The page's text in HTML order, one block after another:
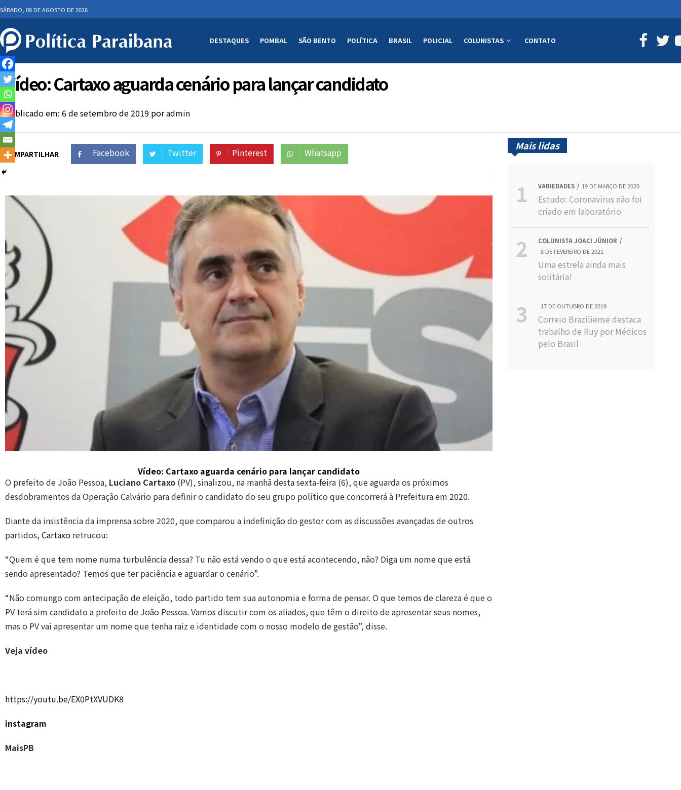
SÁBADO, 08 DE AGOSTO DE 2026
DESTAQUES POMBAL SÃO BENTO POLÍTICA BRASIL POLICIAL COLUNISTAS CONTATO
Vídeo: Cartaxo aguarda cenário para lançar candidato
Publicado em: 6 de setembro de 2019 poradmin
COMPARTILHAR Facebook Twitter Pinterest Whatsapp
Vídeo: Cartaxo aguarda cenário para lançar candidato
O prefeito de João Pessoa, Luciano Cartaxo (PV), sinalizou, na manhã desta sexta-feira (6), que aguarda os próximos
desdobramentos da Operação Calvário para definir o candidato do seu grupo político que concorrerá à Prefeitura em 2020.
Diante da insistência da imprensa sobre 2020, que comparou a indefinição do gestor com as discussões avançadas de outros
partidos,Cartaxo retrucou:
“Quem é que tem nome numa turbulência dessa? Tu não está vendo o que está acontecendo, não? Diga um nome que está
sendo apresentado? Temos que ter paciência e aguardar o cenário”.
“Não comungo com antecipação de eleição, todo partido tem sua autonomia e forma de pensar. O que temos de clareza é que o
PV terá sim candidato a prefeito de João Pessoa. Vamos discutir com os aliados, que têm o direito de apresentar seus nomes,
mas o PV vai apresentar um nome que tenha raiz e identidade com o nosso modelo de gestão”, disse.
Veja vídeo
https://youtu.be/EX0PtXVUDK8
instagram
MaisPB
Mais lidas
VARIEDADES 19 DE MARÇO DE 2020
Estudo: Coronavírus não foi
criado em laboratório
COLUNISTA JOACI JÚNIOR
8 DE FEVEREIRO DE 2021
Uma estrela ainda mais
solitária!
17 DE OUTUBRO DE 2019
Correio Braziliense destaca
trabalho de Ruy por Médicos
pelo Brasil